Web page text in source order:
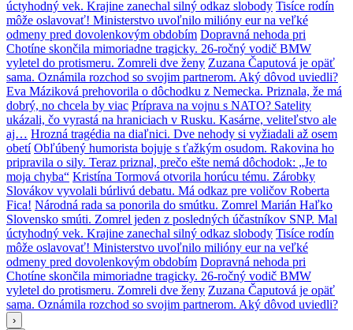
úctyhodný vek. Krajine zanechal silný odkaz slobody Tisíce rodín
môže oslavovať! Ministerstvo uvoľnilo milióny eur na veľké
odmeny pred dovolenkovým obdobím Dopravná nehoda pri
Chotíne skončila mimoriadne tragicky. 26-ročný vodič BMW
vyletel do protismeru. Zomreli dve ženy Zuzana Čaputová je opäť
sama. Oznámila rozchod so svojim partnerom. Aký dôvod uviedli?
Eva Máziková prehovorila o dôchodku z Nemecka. Priznala, že má
dobrý, no chcela by viac Príprava na vojnu s NATO? Satelity
ukázali, čo vyrastá na hraniciach v Rusku. Kasárne, veliteľstvo ale
aj… Hrozná tragédia na diaľnici. Dve nehody si vyžiadali až osem
obetí Obľúbený humorista bojuje s ťažkým osudom. Rakovina ho
pripravila o sily. Teraz priznal, prečo ešte nemá dôchodok: „Je to
moja chyba“ Kristína Tormová otvorila horúcu tému. Zárobky
Slovákov vyvolali búrlivú debatu. Má odkaz pre voličov Roberta
Fica! Národná rada sa ponorila do smútku. Zomrel Marián Haľko
Slovensko smúti. Zomrel jeden z posledných účastníkov SNP. Mal
úctyhodný vek. Krajine zanechal silný odkaz slobody Tisíce rodín
môže oslavovať! Ministerstvo uvoľnilo milióny eur na veľké
odmeny pred dovolenkovým obdobím Dopravná nehoda pri
Chotíne skončila mimoriadne tragicky. 26-ročný vodič BMW
vyletel do protismeru. Zomreli dve ženy Zuzana Čaputová je opäť
sama. Oznámila rozchod so svojim partnerom. Aký dôvod uviedli?
›